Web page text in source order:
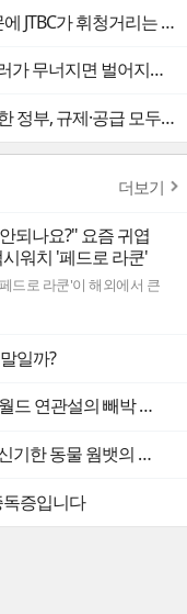
가 휘청거리는 이유
무너지면 벌어지는 일
제·공급 모두 실효성 의문
더보기
되나요?" 요즘 귀엽
워치 '페드로 라쿤'
드로 라쿤'이 해외에서 큰
일까?
[이슈점검] 뉴진스 OMG 뮤비는 정말 단월드 연관설의 빼박 증거일까
[훗] "이게 똥이라고?" 사각형 똥을 누는 신기한 동물 웜뱃의 비밀
증입니다